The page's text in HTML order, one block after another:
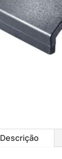
Descrição